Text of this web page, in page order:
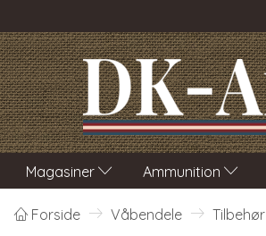
Magasiner Ammunition
Forside Våbendele Tilbehør